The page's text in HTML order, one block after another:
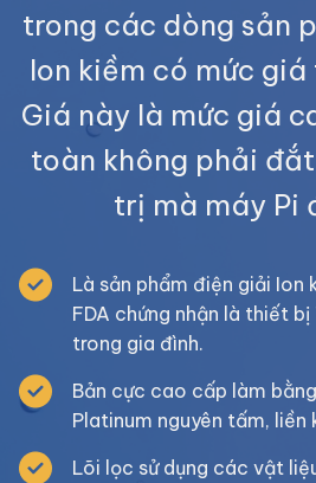
trong các dòng sản
Ion kiềm có mức
Giá này là mức giá
toàn không phải
trị mà máy Pi
Là sản phẩm điện giải Ion
FDA chứng nhận là thiết
trong gia đình.
Bản cực cao cấp làm
Platinum nguyên tấm, liền
Lõi lọc sử dụng các vật